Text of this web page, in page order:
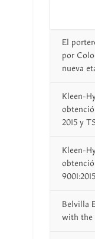
El
por
nueva
Kleen-
2015 y
Kleen-
Belvilla
with the